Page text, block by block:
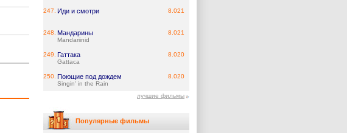
247. Иди и смотри 8.021
248. Мандарины
Mandariinid
8.021
249. Гаттака
Gattaca
8.020
250. Поющие под дождем
Singin' in the Rain
8.020
лучшие фильмы
Популярные фильмы